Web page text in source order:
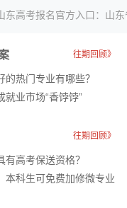
东高考报名官方入口：山
往期回顾》
的热门专业有哪些？
就业市场“香饽饽”​
往期回顾》
有高考保送资格？
本科生可免费加修微专业